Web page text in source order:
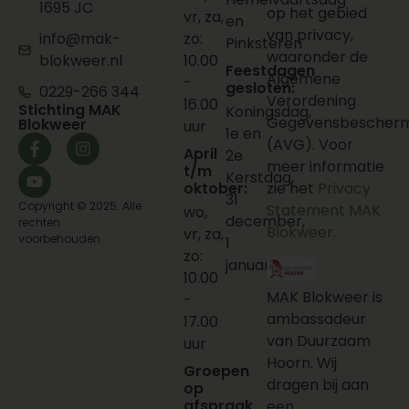
1695 JC
info@mak-
blokweer.nl
0229-266 344
Stichting MAK
Blokweer
Copyright © 2025. Alle
rechten
voorbehouden.
vr, za,
zo:
10.00
-
16.00
uur
April
t/m
oktober:
wo,
vr, za,
zo:
10.00
-
17.00
uur
Groepen
op
en
Pinksteren
Feestdagen
gesloten:
Koningsdag,
1e en
2e
Kerstdag,
31
december,
1
januari
op het gebied
van privacy,
waaronder de
Algemene
Verordening
(AVG). Voor
meer informatie
zie het Privacy
Statement MAK
Blokweer.
MAK Blokweer is
ambassadeur
van Duurzaam
Hoorn. Wij
dragen bij aan